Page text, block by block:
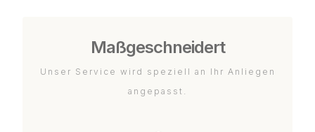
Maßgeschneidert
Unser Service wird speziell an Ihr Anliegen
angepasst.